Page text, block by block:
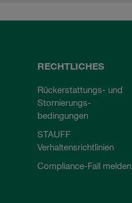
RECHTLICHES
Rückerstattungs- und
Stornierungs-
bedingungen
STAUFF
Verhaltensrichtlinien
Compliance-Fall melden